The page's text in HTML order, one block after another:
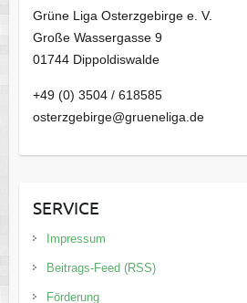
Grüne Liga Osterzgebirge e. V.
Große Wassergasse 9
01744 Dippoldiswalde
+49 (0) 3504 / 618585
osterzgebirge@grueneliga.de
SERVICE
Impressum
Beitrags-Feed (RSS)
Förderung